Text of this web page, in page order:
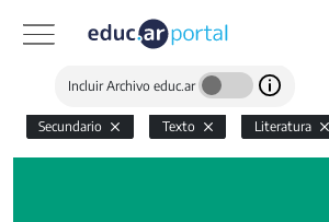
Incluir Archivo educ.ar
Secundario Texto Literatura